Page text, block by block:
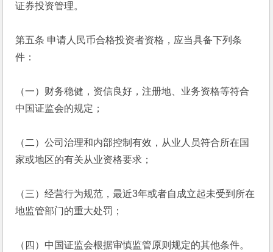
证券投资管理。
第五条 申请人民币合格投资者资格，应当具备下列条
件：
（一）财务稳健，资信良好，注册地、业务资格等符合
中国证监会的规定；
（二）公司治理和内部控制有效，从业人员符合所在国
家或地区的有关从业资格要求；
（三）经营行为规范，最近3年或者自成立起未受到所在
地监管部门的重大处罚；
（四）中国证监会根据审慎监管原则规定的其他条件。